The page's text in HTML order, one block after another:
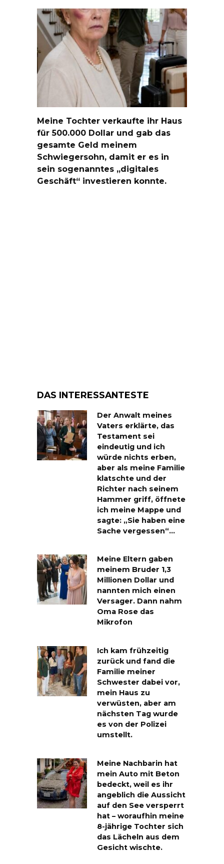
Meine Tochter verkaufte ihr Haus
für 500.000 Dollar und gab das
gesamte Geld meinem
Schwiegersohn, damit er es in
sein sogenanntes „digitales
Geschäft“ investieren konnte.
DAS INTERESSANTESTE
Der Anwalt meines
Vaters erklärte, das
Testament sei
eindeutig und ich
würde nichts erben,
aber als meine Familie
klatschte und der
Richter nach seinem
Hammer griff, öffnete
ich meine Mappe und
sagte: „Sie haben eine
Sache vergessen“…
Meine Eltern gaben
meinem Bruder 1,3
Millionen Dollar und
nannten mich einen
Versager. Dann nahm
Oma Rose das
Mikrofon
Ich kam frühzeitig
zurück und fand die
Familie meiner
Schwester dabei vor,
mein Haus zu
verwüsten, aber am
nächsten Tag wurde
es von der Polizei
umstellt.
Meine Nachbarin hat
mein Auto mit Beton
bedeckt, weil es ihr
angeblich die Aussicht
auf den See versperrt
hat – woraufhin meine
8-jährige Tochter sich
das Lächeln aus dem
Gesicht wischte.